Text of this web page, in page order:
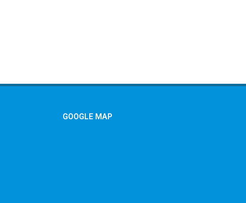
GOOGLE MAP